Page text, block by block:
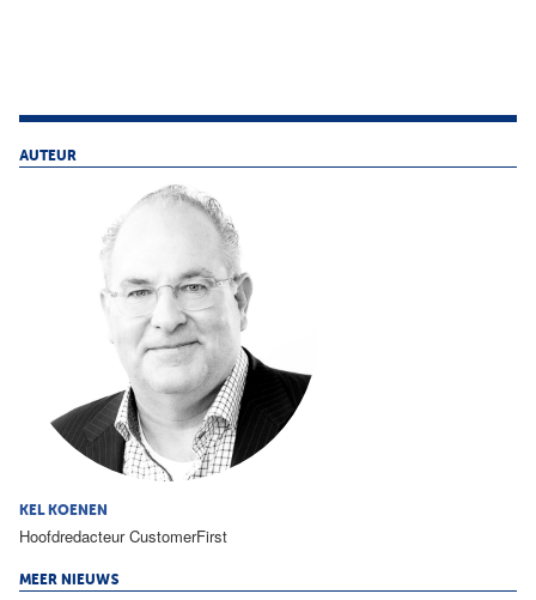
AUTEUR
KEL KOENEN
Hoofdredacteur CustomerFirst
MEER NIEUWS